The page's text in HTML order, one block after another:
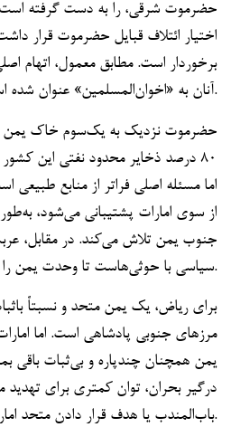
حضرموت شرقی، را به دست گرفته
اختیار ائتلاف قبایل حضرموت قرار
برخوردار است. مطابق معمول، اتهام
آنان به «اخوان‌المسلمین» عنوان شده است.
حضرموت نزدیک به یک‌سوم خاک یمن
۸۰ درصد ذخایر محدود نفتی این
اما مسئله اصلی فراتر از منابع طبیعی
از سوی امارات پشتیبانی می‌شود،
جنوب یمن تلاش می‌کند. در مقابل،
سیاسی با حوثی‌هاست تا وحدت یمن را حفظ کند.
برای ریاض، یک یمن متحد و نسبتاً
مرزهای جنوبی پادشاهی است. اما
یمن همچنان چندپاره و بی‌ثبات باقی
درگیر بحران، توان کمتری برای
باب‌المندب یا هدف قرار دادن متحد امارات، اسرائیل، خواهد داشت.